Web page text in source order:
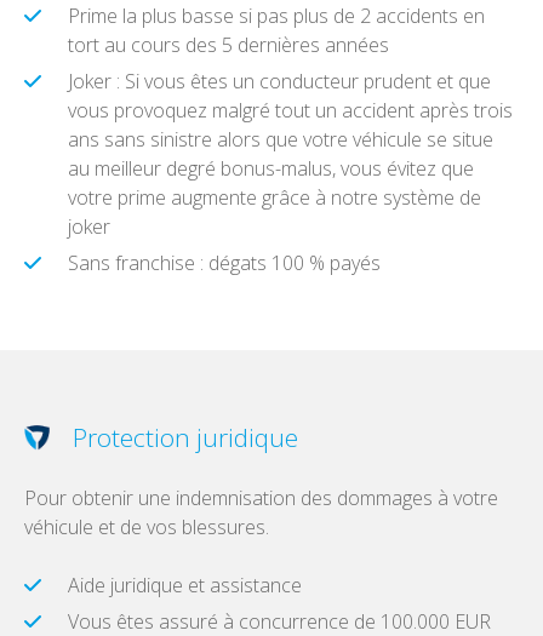
Prime la plus basse si pas plus de 2 accidents en
tort au cours des 5 dernières années
Joker : Si vous êtes un conducteur prudent et que
vous provoquez malgré tout un accident après trois
ans sans sinistre alors que votre véhicule se situe
au meilleur degré bonus-malus, vous évitez que
votre prime augmente grâce à notre système de
joker
Sans franchise : dégats 100 % payés
Protection juridique
Pour obtenir une indemnisation des dommages à votre
véhicule et de vos blessures.
Aide juridique et assistance
Vous êtes assuré à concurrence de 100.000 EUR